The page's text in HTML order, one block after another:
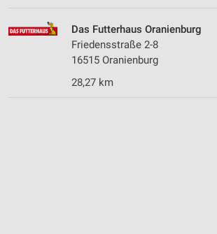
Das Futterhaus Oranienburg
Friedensstraße 2-8
16515 Oranienburg
28,27 km